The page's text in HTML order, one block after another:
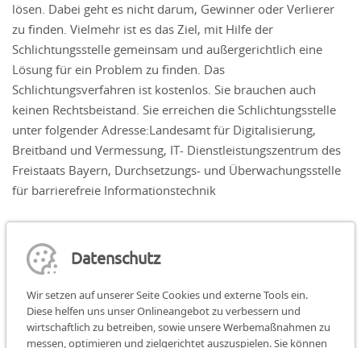
lösen. Dabei geht es nicht darum, Gewinner oder Verlierer
zu finden. Vielmehr ist es das Ziel, mit Hilfe der
Schlichtungsstelle gemeinsam und außergerichtlich eine
Lösung für ein Problem zu finden. Das
Schlichtungsverfahren ist kostenlos. Sie brauchen auch
keinen Rechtsbeistand. Sie erreichen die Schlichtungsstelle
unter folgender Adresse:Landesamt für Digitalisierung,
Breitband und Vermessung, IT- Dienstleistungszentrum des
Freistaats Bayern, Durchsetzungs- und Überwachungsstelle
für barrierefreie Informationstechnik
81541 München bitv@bayern.de
www.ldbv.bayern.de/digitalisierung/bitv.html
Datenschutz
Wir setzen auf unserer Seite Cookies und externe Tools ein.
Diese helfen uns unser Onlineangebot zu verbessern und
wirtschaftlich zu betreiben, sowie unsere Werbemaßnahmen zu
messen, optimieren und zielgerichtet auszuspielen. Sie können